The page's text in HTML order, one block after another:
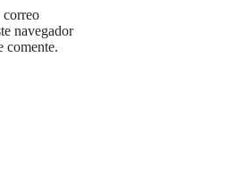
correo
navegador
comente.